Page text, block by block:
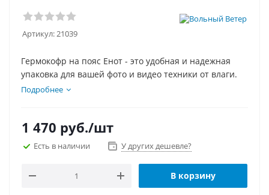
Артикул:21039
Гермокофр на пояс Енот - это удобная и надежная
упаковка для вашей фото и видео техники от влаги.
Подробнее
1 470 руб./шт
Есть в наличии У других дешевле?
В корзину